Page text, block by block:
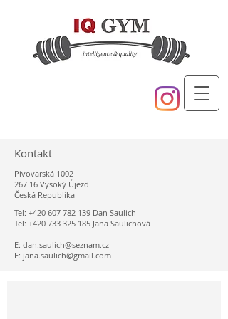
Kontakt
Pivovarská 1002
267 16 Vysoký Újezd
Česká Republika
Tel: +420 607 782 139 Dan Saulich
Tel: +420 733 325 185 Jana Saulichová
E: dan.saulich@seznam.cz
E: jana.saulich@gmail.com